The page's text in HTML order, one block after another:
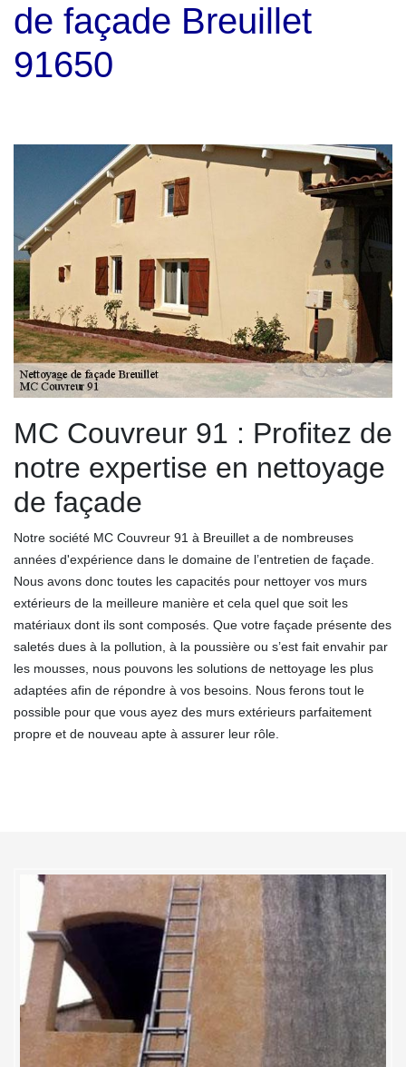
de façade Breuillet
91650
MC Couvreur 91 : Profitez de
notre expertise en nettoyage
de façade
Notre société MC Couvreur 91 à Breuillet a de nombreuses
années d'expérience dans le domaine de l’entretien de façade.
Nous avons donc toutes les capacités pour nettoyer vos murs
extérieurs de la meilleure manière et cela quel que soit les
matériaux dont ils sont composés. Que votre façade présente des
saletés dues à la pollution, à la poussière ou s’est fait envahir par
les mousses, nous pouvons les solutions de nettoyage les plus
adaptées afin de répondre à vos besoins. Nous ferons tout le
possible pour que vous ayez des murs extérieurs parfaitement
propre et de nouveau apte à assurer leur rôle.